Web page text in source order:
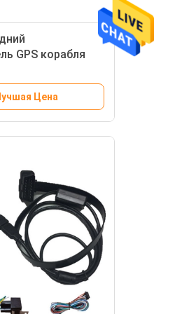
GPS корабля
картой SD камеры
автомобиля
Цена